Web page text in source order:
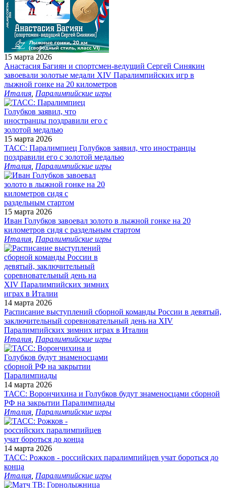
15 марта 2026
Анастасия Багиян и спортсмен-ведущий Сергей Синякин
завоевали золотые медали XIV Паралимпийских игр в
лыжной гонке на 20 километров
Италия Паралимпийские игры
15 марта 2026
ТАСС: Паралимпиец Голубков заявил, что иностранцы
поздравили его с золотой медалью
Италия Паралимпийские игры
15 марта 2026
Иван Голубков завоевал золото в лыжной гонке на 20
километров сидя с раздельным стартом
Италия Паралимпийские игры
14 марта 2026
Расписание выступлений сборной команды России в девятый,
заключительный соревновательный день на XIV
Паралимпийских зимних играх в Италии
Италия Паралимпийские игры
14 марта 2026
ТАСС: Ворончихина и Голубков будут знаменосцами сборной
РФ на закрытии Паралимпиады
Италия Паралимпийские игры
14 марта 2026
ТАСС: Рожков - российских паралимпийцев учат бороться до
конца
Италия Паралимпийские игры